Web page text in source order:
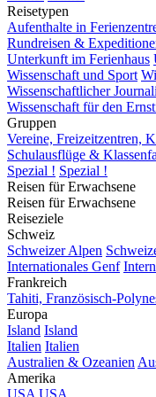
Reisetypen
Aufenthalte in
Rundreisen &
Unterkunft im Ferienhaus
Wissenschaft und Sport
Wissenschaftlicher
Wissenschaft für den
Gruppen
Vereine, Freizeitzentren,
Schulausflüge &
Spezial ! Spezial !
Reisen für Erwachsene
Reisen für Erwachsene
Reiseziele
Schweiz
Schweizer Alpen
Internationales Genf
Frankreich
Tahiti, Französisch-
Europa
Island Island
Italien Italien
Australien & Ozeanien
Amerika
USA USA